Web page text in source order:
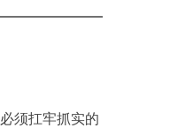
须扛牢抓实的